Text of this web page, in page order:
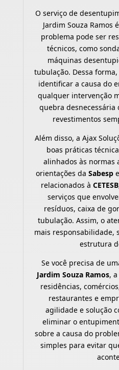
O serviço de
Jardim Souza Ramos
problema pode ser
técnicos, como
máquinas
tubulação. Dessa
identificar a causa do
qualquer intervenção
quebra desnecessária
revestimentos
Além disso, a Ajax
boas práticas
alinhados às normas
orientações da Sabesp
relacionados à CETESB
serviços que
resíduos, caixa de
tubulação. Assim, o
mais responsabilidade,
estrutura
Se você precisa de
Jardim Souza Ramos,
residências,
restaurantes e
agilidade e solução
eliminar o
sobre a causa do
simples para evitar